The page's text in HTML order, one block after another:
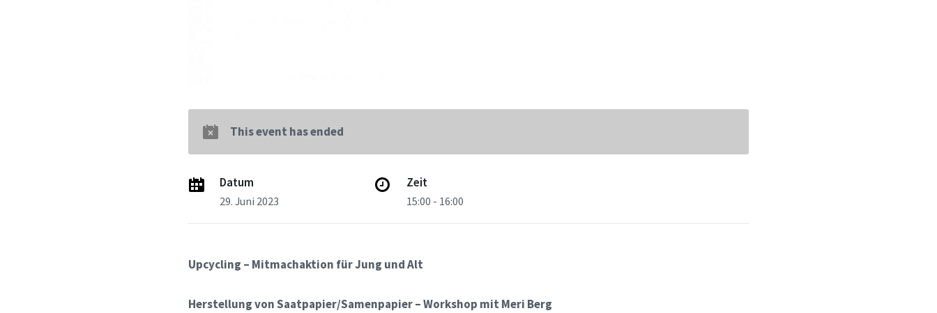
This event has ended
Datum
29. Juni 2023
Zeit
15:00 - 16:00
Upcycling – Mitmachaktion für Jung und Alt
Herstellung von Saatpapier/Samenpapier – Workshop mit Meri Berg